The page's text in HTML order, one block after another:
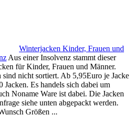
Winterjacken Kinder, Frauen und
Aus einer Insolvenz stammt dieser
für Kinder, Frauen und Männer.
sind nicht sortiert. Ab 5,95Euro je Jacke
Jacken. Es handels sich dabei um
Noname Ware ist dabei. Die Jacken
siehe unten abgepackt werden.
Größen ...